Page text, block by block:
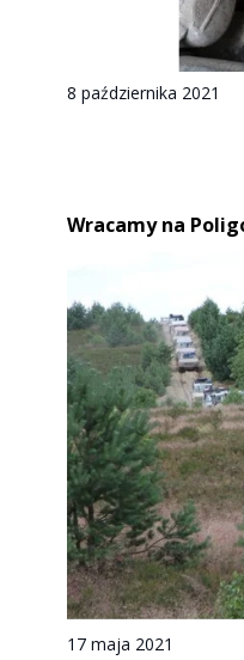
8 października 2021
Wracamy na
17 maja 2021